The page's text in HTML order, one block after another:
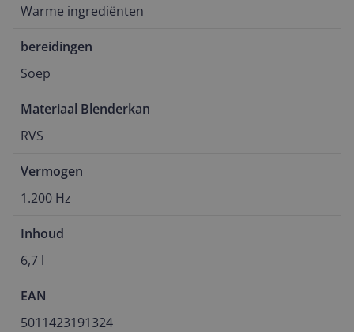
Warme ingrediënten
bereidingen
Soep
Materiaal Blenderkan
RVS
Vermogen
1.200 Hz
Inhoud
6,7 l
EAN
5011423191324